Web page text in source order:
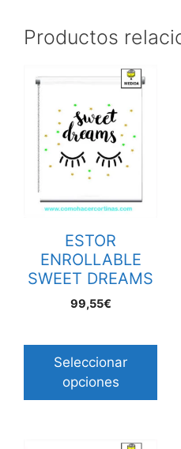
Productos
ESTOR
ENROLLABLE
SWEET DREAMS
99,55€
Seleccionar
opciones